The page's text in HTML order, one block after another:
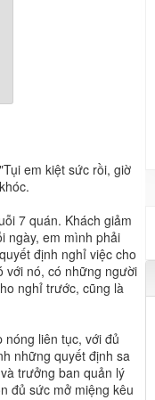
em kiệt sức rồi, giờ
7 quán. Khách giảm
ngày, em mình phải
định nghỉ việc cho
với nó, có những người
nghỉ trước, cũng là
liên tục, với đủ
những quyết định sa
trưởng ban quản lý
đủ sức mở miệng kêu